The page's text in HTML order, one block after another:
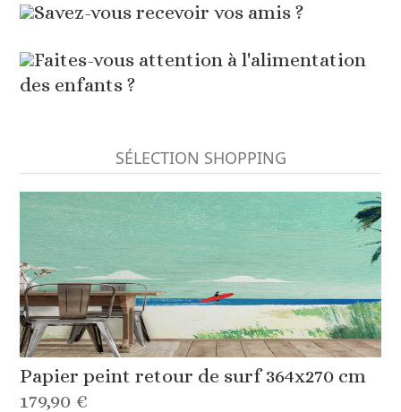
Savez-vous recevoir vos amis ?
Faites-vous attention à l'alimentation
des enfants ?
SÉLECTION SHOPPING
Papier peint retour de surf 364x270 cm
179,90 €